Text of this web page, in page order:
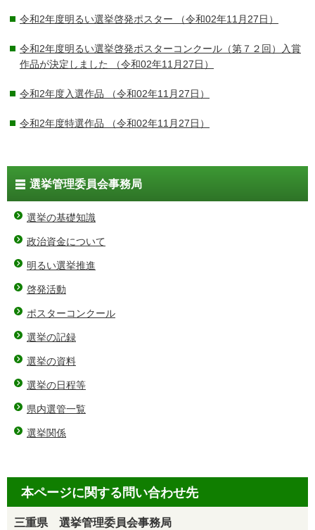
令和2年度明るい選挙啓発ポスター （令和02年11月27日）
令和2年度明るい選挙啓発ポスターコンクール（第７２回）入賞
作品が決定しました
（令和02年11月27日）
令和2年度入選作品 （令和02年11月27日）
令和2年度特選作品 （令和02年11月27日）
選挙管理委員会事務局
選挙の基礎知識
政治資金について
明るい選挙推進
啓発活動
ポスターコンクール
選挙の記録
選挙の資料
選挙の日程等
県内選管一覧
選挙関係
本ページに関する問い合わせ先
三重県 選挙管理委員会事務局